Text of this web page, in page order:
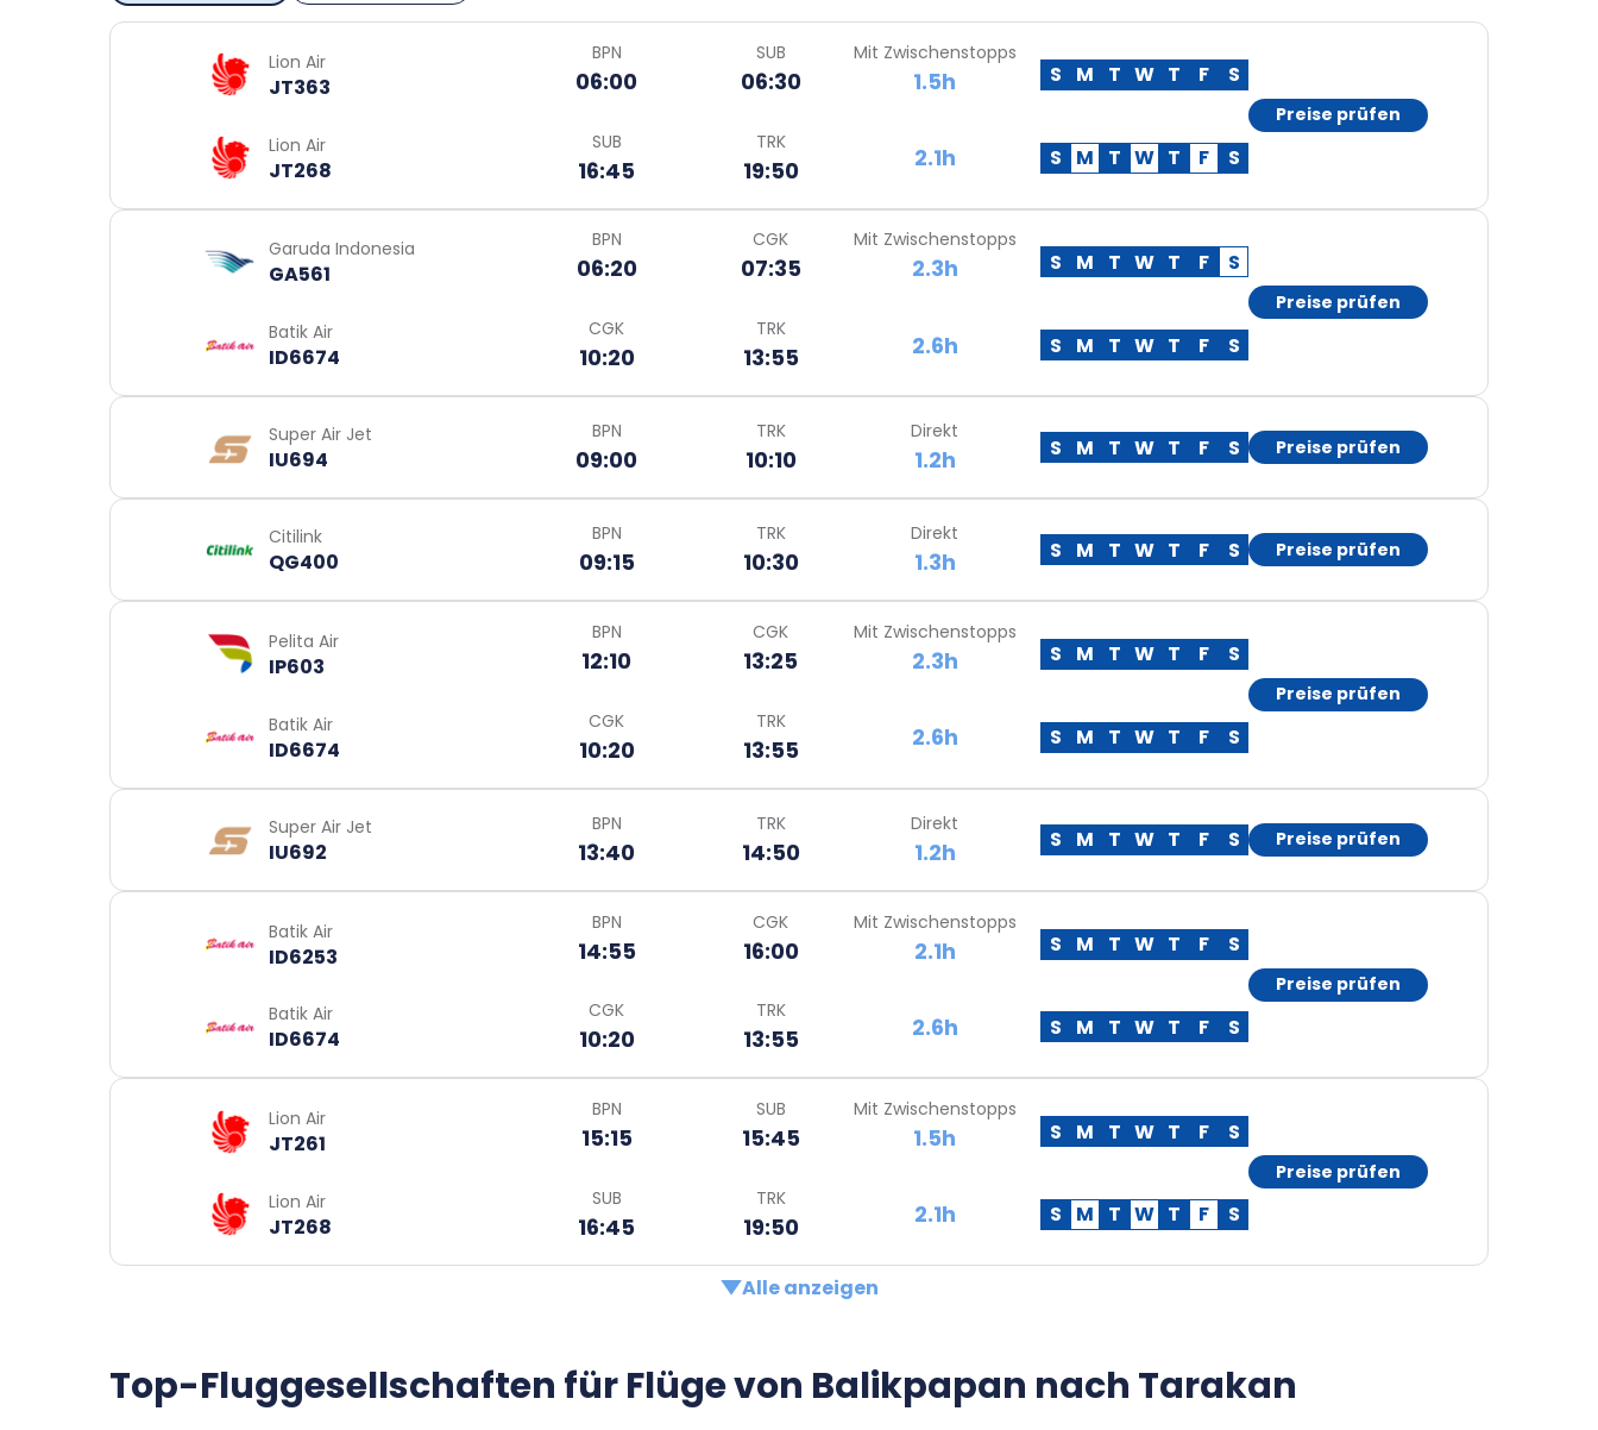
Lion Air
JT363
BPN
06:00
SUB
06:30
Mit Zwischenstopps
1.5h S M T W T F S
Lion Air
JT268
SUB
16:45
TRK
19:50 2.1h S M T W T F S
Preise prüfen
Garuda Indonesia
GA561
BPN
06:20
CGK
07:35
Mit Zwischenstopps
2.3h S M T W T F S
Batik Air
ID6674
CGK
10:20
TRK
13:55 2.6h S M T W T F S
Preise prüfen
Super Air Jet
IU694
BPN
09:00
TRK
10:10
Direkt
1.2h S M T W T F S Preise prüfen
Citilink
QG400
BPN
09:15
TRK
10:30
Direkt
1.3h S M T W T F S Preise prüfen
Pelita Air
IP603
BPN
12:10
CGK
13:25
Mit Zwischenstopps
2.3h S M T W T F S
Batik Air
ID6674
CGK
10:20
TRK
13:55 2.6h S M T W T F S
Preise prüfen
Super Air Jet
IU692
BPN
13:40
TRK
14:50
Direkt
1.2h S M T W T F S Preise prüfen
Batik Air
ID6253
BPN
14:55
CGK
16:00
Mit Zwischenstopps
2.1h S M T W T F S
Batik Air
ID6674
CGK
10:20
TRK
13:55 2.6h S M T W T F S
Preise prüfen
Lion Air
JT261
BPN
15:15
SUB
15:45
Mit Zwischenstopps
1.5h S M T W T F S
Lion Air
JT268
SUB
16:45
TRK
19:50 2.1h S M T W T F S
Preise prüfen
Alle anzeigen
Top-Fluggesellschaften für Flüge von Balikpapan nach Tarakan